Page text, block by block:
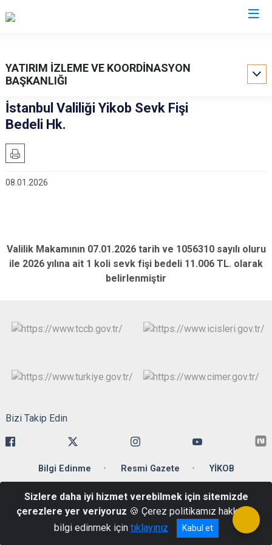
YATIRIM İZLEME VE KOORDİNASYON
BAŞKANLIĞI
İstanbul Valiliği Yikob Sevk Fişi
Bedeli Hk.
08.01.2026
Valilik Makamının 07.01.2026 tarih ve 1056310 sayılı oluru
ile 2026 yılına ait 1 koli sevk fişi bedeli 11.006 TL. olarak
belirlenmiştir
Bizi Takip Edin
Bilgi Edinme Resmi Gazete YİKOB
Ankara Caddesi 34110 Cağaloğlu-Fatih/İstanbul
Telefon: +90 212 455 59 00 Belgegeçer : +90 212 512 20 86
Sizlere daha iyi hizmet verebilmek için sitemizde
çerezlere yer veriyoruz 🍪 Çerez politikamız hakkında
bilgi edinmek için tıklayınız Kabul et